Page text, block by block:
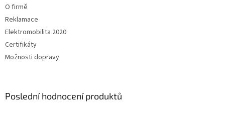
O firmě
Reklamace
Elektromobilita 2020
Certifikáty
Možnosti dopravy
Poslední hodnocení produktů